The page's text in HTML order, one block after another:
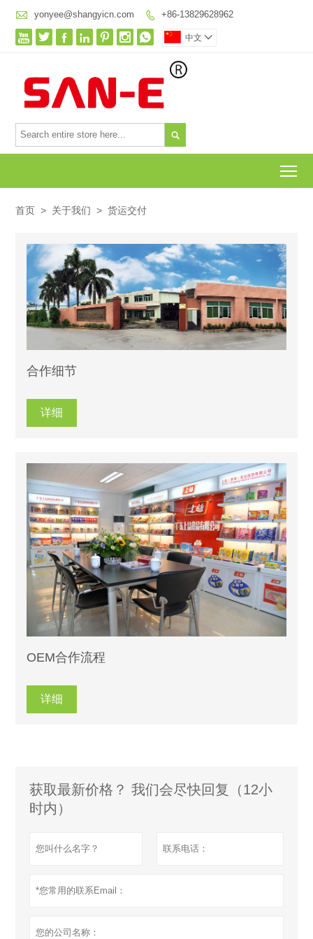
 yonyee@shangyicn.com  +86-13829628962
       中文 

首页 > 关于我们 > 货运交付
合作细节
详细
OEM合作流程
详细
获取最新价格？ 我们会尽快回复（12小
时内）